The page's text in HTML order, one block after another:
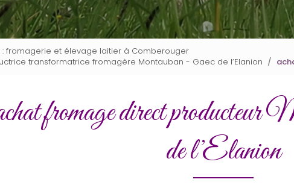
: fromagerie et élevage laitier à Comberouger
transformatrice fromagère Montauban - Gaec de l’Elanion
fromage direct producteur
de l’Elanion